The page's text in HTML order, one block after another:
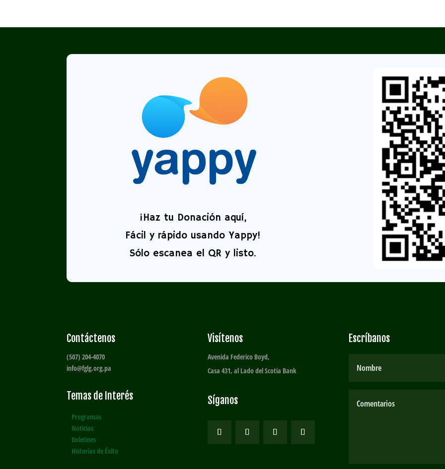
¡Haz tu Donación aquí,
Fácil y rápido usando Yappy!
Sólo escanea el QR y listo.
Contáctenos
(507) 204-4070
info@fglg.org.pa
Temas de Interés
Programas
Noticias
Boletines
Historias de Éxito
Visítenos
Avenida Federico Boyd,
Casa 431, al Lado del Scotia Bank
Síganos
Escríbanos